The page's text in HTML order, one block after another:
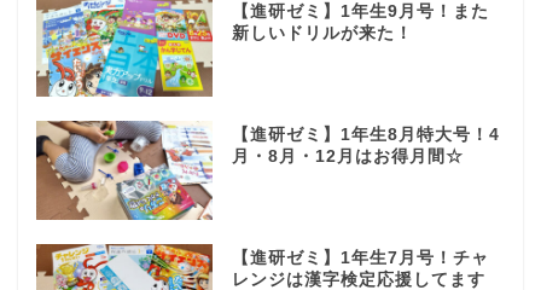
【進研ゼミ】1年生9月号！また
新しいドリルが来た！
【進研ゼミ】1年生8月特大号！4
月・8月・12月はお得月間☆
【進研ゼミ】1年生7月号！チャ
レンジは漢字検定応援してます